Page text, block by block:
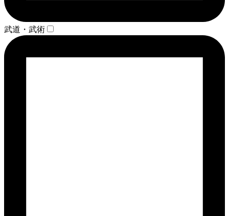
武道・武術